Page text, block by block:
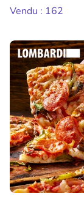
Vendu : 162